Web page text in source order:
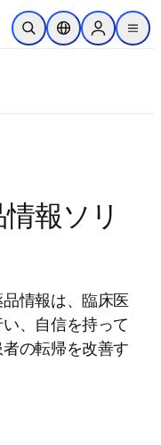
ンのコンテンツにスキップ
検索を開くロケーションセレ
Sign in to
menu
報ソリ
情報は、臨床医
、自信を持って
の転帰を改善す